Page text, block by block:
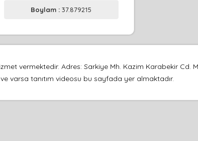
Boylam :37.879215
vermektedir. Adres: Sarkiye Mh. Kazim Karabekir Cd.
varsa tanıtım videosu bu sayfada yer almaktadır.